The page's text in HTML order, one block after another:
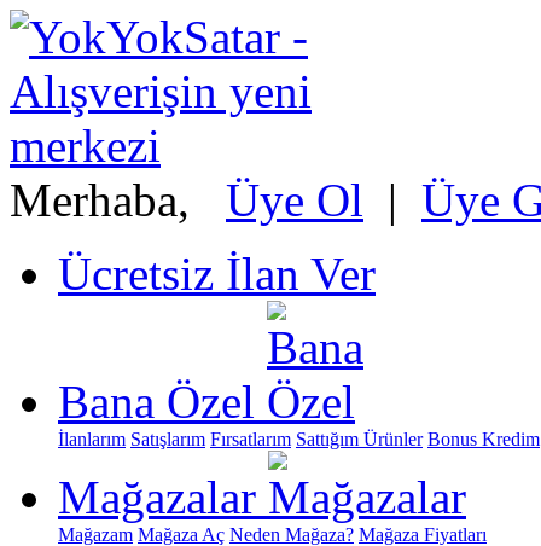
Merhaba, Üye Ol | Üye
Ücretsiz İlan Ver
Bana Özel
İlanlarım Satışlarım Fırsatlarım Sattığım Ürünler Bonus Kredim
Mağazalar
Mağazam Mağaza Aç Neden Mağaza? Mağaza Fiyatları